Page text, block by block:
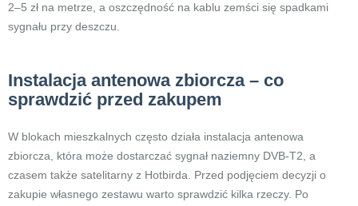
2–5 zł na metrze, a oszczędność na kablu zemści się spadkami
sygnału przy deszczu.
Instalacja antenowa zbiorcza – co
sprawdzić przed zakupem
W blokach mieszkalnych często działa instalacja antenowa
zbiorcza, która może dostarczać sygnał naziemny DVB-T2, a
czasem także satelitarny z Hotbirda. Przed podjęciem decyzji o
zakupie własnego zestawu warto sprawdzić kilka rzeczy. Po